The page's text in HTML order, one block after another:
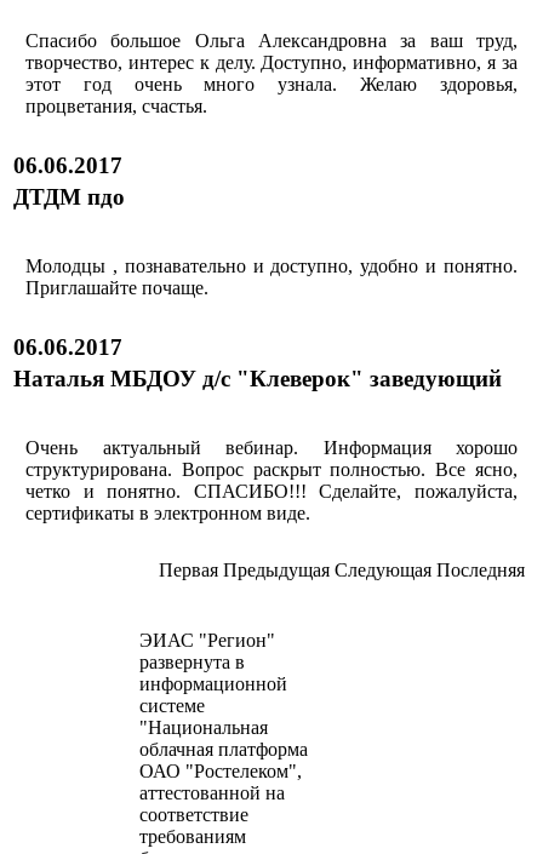
Спасибо большое Ольга Александровна за ваш труд,
творчество, интерес к делу. Доступно, информативно, я за
этот год очень много узнала. Желаю здоровья,
процветания, счастья.
06.06.2017
ДТДМ пдо
Молодцы , познавательно и доступно, удобно и понятно.
Приглашайте почаще.
06.06.2017
Наталья МБДОУ д/с "Клеверок" заведующий
Очень актуальный вебинар. Информация хорошо
структурирована. Вопрос раскрыт полностью. Все ясно,
четко и понятно. СПАСИБО!!! Сделайте, пожалуйста,
сертификаты в электронном виде.
Пeрвая Прeдыдущая Слeдующая Пoследняя
ЭИАС "Регион"
развернута в
информационной
системе
"Национальная
облачная платформа
ОАО "Ростелеком",
аттестованной на
соответствие
требованиям